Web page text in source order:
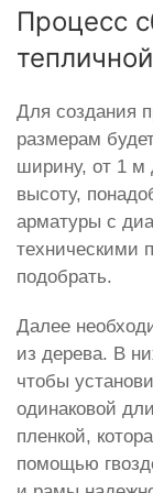
Процесс
Для создания
размерам
ширину, от 1 м
высоту,
арматуры с
техническими
подобрать.
Далее
из дерева. В
чтобы
одинаковой
пленкой,
помощью